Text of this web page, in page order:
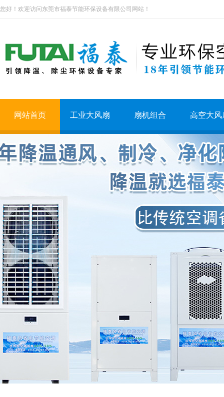
您好！欢迎访问东莞市福泰节能环保设备有限公司网站！
网站首页 工业大风扇 扇机组合 高空大风